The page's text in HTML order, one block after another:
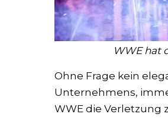
WWE hat
Ohne Frage kein
Unternehmens,
WWE die Verletzung